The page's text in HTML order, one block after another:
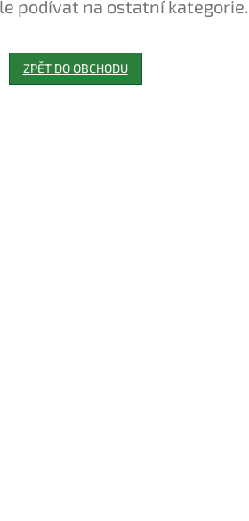
podívat na ostatní kategorie.
ZPĚT DO OBCHODU